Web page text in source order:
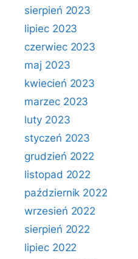
sierpień 2023
lipiec 2023
czerwiec 2023
maj 2023
kwiecień 2023
marzec 2023
luty 2023
styczeń 2023
grudzień 2022
listopad 2022
październik 2022
wrzesień 2022
sierpień 2022
lipiec 2022